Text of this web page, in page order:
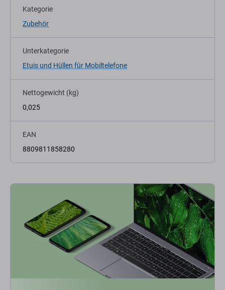
Kategorie
Zubehör
Unterkategorie
Etuis und Hüllen für Mobiltelefone
Nettogewicht (kg)
0,025
EAN
8809811858280